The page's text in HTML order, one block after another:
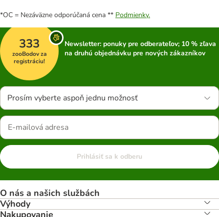
*OC = Nezáväzne odporúčaná cena ** Podmienky.
333
zooBodov za
registráciu!
Newsletter: ponuky pre odberateľov; 10 % zľava
na druhú objednávku pre nových zákazníkov
Prosím vyberte aspoň jednu možnosť
Prihlásiť sa k odberu
O nás a našich službách
Výhody
Nakupovanie